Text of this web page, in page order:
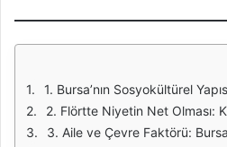
1. Bursa’nın Sosyokültürel
2. Flörtte Niyetin Net Olması:
3. Aile ve Çevre Faktörü: